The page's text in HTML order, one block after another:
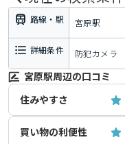
路線・駅 宮原駅
詳細条件 防犯カメラ
宮原駅周辺の口コミ
住みやすさ
買い物の利便性